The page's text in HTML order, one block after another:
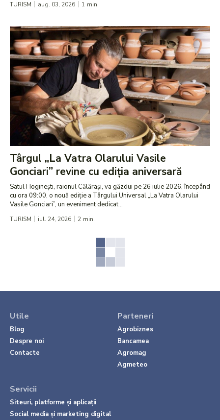
TURISM aug. 03, 2026 1 min.
Târgul „La Vatra Olarului Vasile
Gonciari” revine cu ediția aniversară
Satul Hoginești, raionul Călărași, va găzdui pe 26 iulie 2026, începând
cu ora 09:00, o nouă ediție a Târgului Universal „La Vatra Olarului
Vasile Gonciari”, un eveniment dedicat...
TURISM iul. 24, 2026 2 min.
Utile
Blog
Despre noi
Contacte
Parteneri
Agrobiznes
Bancamea
Agromag
Agmeteo
Servicii
Siteuri, platforme și aplicații
Social media și marketing digital